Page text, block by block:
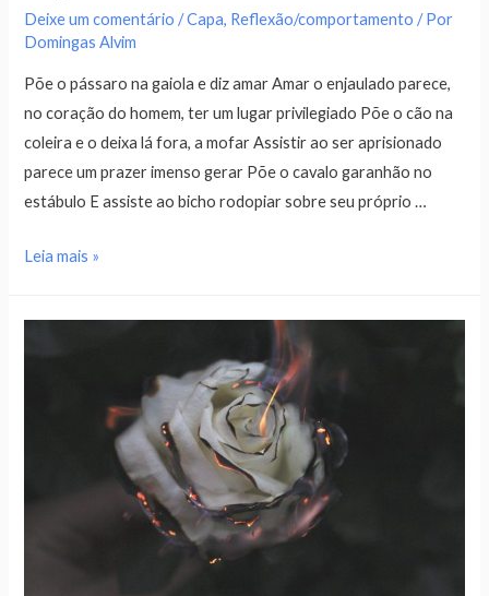
Deixe um comentário /Capa, Reflexão/comportamento / Por
Domingas Alvim
Põe o pássaro na gaiola e diz amar Amar o enjaulado parece,
no coração do homem, ter um lugar privilegiado Põe o cão na
coleira e o deixa lá fora, a mofar Assistir ao ser aprisionado
parece um prazer imenso gerar Põe o cavalo garanhão no
estábulo E assiste ao bicho rodopiar sobre seu próprio …
Leia mais »